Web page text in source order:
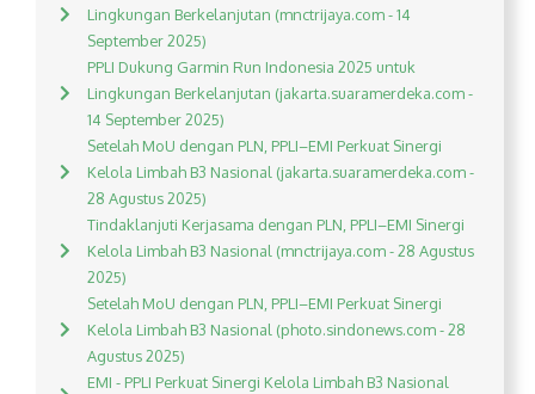
Lingkungan Berkelanjutan (mnctrijaya.com - 14
September 2025)
PPLI Dukung Garmin Run Indonesia 2025 untuk
Lingkungan Berkelanjutan (jakarta.suaramerdeka.com -
14 September 2025)
Setelah MoU dengan PLN, PPLI–EMI Perkuat Sinergi
Kelola Limbah B3 Nasional (jakarta.suaramerdeka.com -
28 Agustus 2025)
Tindaklanjuti Kerjasama dengan PLN, PPLI–EMI Sinergi
Kelola Limbah B3 Nasional (mnctrijaya.com - 28 Agustus
2025)
Setelah MoU dengan PLN, PPLI–EMI Perkuat Sinergi
Kelola Limbah B3 Nasional (photo.sindonews.com - 28
Agustus 2025)
EMI - PPLI Perkuat Sinergi Kelola Limbah B3 Nasional